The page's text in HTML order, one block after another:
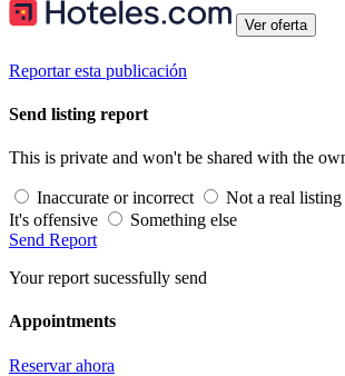
Ver oferta
Reportar esta publicación
Send listing report
This is private and won't be shared with the
Inaccurate or incorrect Not a real listing
It's offensive
Something else
Send Report
Your report sucessfully send
Appointments
Reservar ahora